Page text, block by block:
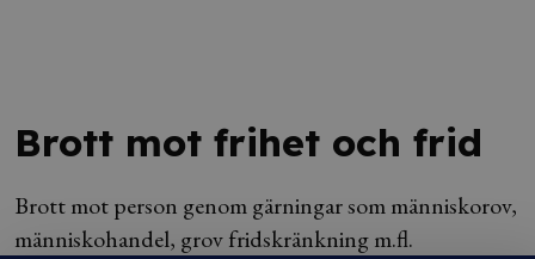
Brott mot frihet och frid
Brott mot person genom gärningar som människorov,
människohandel, grov fridskränkning m.fl.